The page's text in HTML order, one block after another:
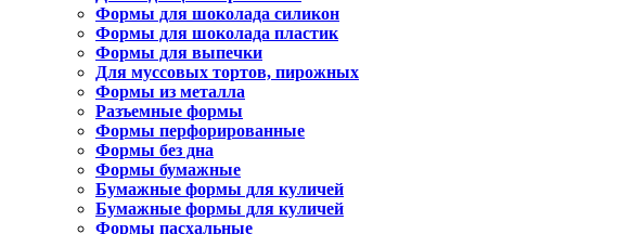
Формы для шоколада силикон
Формы для шоколада пластик
Формы для выпечки
Для муссовых тортов, пирожных
Формы из металла
Разъемные формы
Формы перфорированные
Формы без дна
Формы бумажные
Бумажные формы для куличей
Бумажные формы для куличей
Формы пасхальные